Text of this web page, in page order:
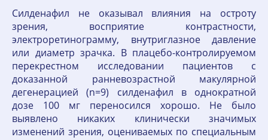
Силденафил не оказывал влияния на остроту
зрения, восприятие контрастности,
электроретинограмму, внутриглазное давление
или диаметр зрачка. В плацебо-контролируемом
перекрестном исследовании пациентов с
доказанной ранневозрастной макулярной
дегенерацией (n=9) силденафил в однократной
дозе 100 мг переносился хорошо. Не было
выявлено никаких клинически значимых
изменений зрения, оцениваемых по специальным